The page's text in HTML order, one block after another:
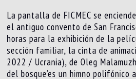
La pantalla de FICMEC se
el antiguo convento de San
horas para la exhibición de la
sección familiar, la cinta de
2022 / Ucrania), de Oleg
del bosque’es un himno